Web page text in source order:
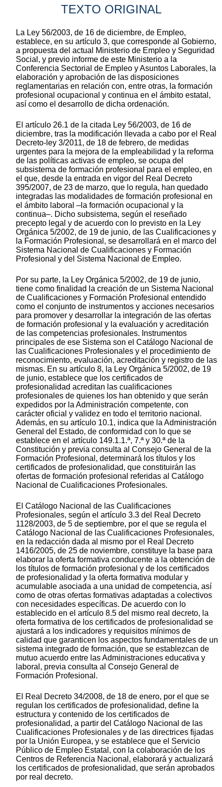
TEXTO ORIGINAL
La Ley 56/2003, de 16 de diciembre, de Empleo,
establece, en su artículo 3, que corresponde al Gobierno,
a propuesta del actual Ministerio de Empleo y Seguridad
Social, y previo informe de este Ministerio a la
Conferencia Sectorial de Empleo y Asuntos Laborales, la
elaboración y aprobación de las disposiciones
reglamentarias en relación con, entre otras, la formación
profesional ocupacional y continua en el ámbito estatal,
así como el desarrollo de dicha ordenación.
El artículo 26.1 de la citada Ley 56/2003, de 16 de
diciembre, tras la modificación llevada a cabo por el Real
Decreto-ley 3/2011, de 18 de febrero, de medidas
urgentes para la mejora de la empleabilidad y la reforma
de las políticas activas de empleo, se ocupa del
subsistema de formación profesional para el empleo, en
el que, desde la entrada en vigor del Real Decreto
395/2007, de 23 de marzo, que lo regula, han quedado
integradas las modalidades de formación profesional en
el ámbito laboral –la formación ocupacional y la
continua–. Dicho subsistema, según el reseñado
precepto legal y de acuerdo con lo previsto en la Ley
Orgánica 5/2002, de 19 de junio, de las Cualificaciones y
la Formación Profesional, se desarrollará en el marco del
Sistema Nacional de Cualificaciones y Formación
Profesional y del Sistema Nacional de Empleo.
Por su parte, la Ley Orgánica 5/2002, de 19 de junio,
tiene como finalidad la creación de un Sistema Nacional
de Cualificaciones y Formación Profesional entendido
como el conjunto de instrumentos y acciones necesarios
para promover y desarrollar la integración de las ofertas
de formación profesional y la evaluación y acreditación
de las competencias profesionales. Instrumentos
principales de ese Sistema son el Catálogo Nacional de
las Cualificaciones Profesionales y el procedimiento de
reconocimiento, evaluación, acreditación y registro de las
mismas. En su artículo 8, la Ley Orgánica 5/2002, de 19
de junio, establece que los certificados de
profesionalidad acreditan las cualificaciones
profesionales de quienes los han obtenido y que serán
expedidos por la Administración competente, con
carácter oficial y validez en todo el territorio nacional.
Además, en su artículo 10.1, indica que la Administración
General del Estado, de conformidad con lo que se
establece en el artículo 149.1.1.ª, 7.ª y 30.ª de la
Constitución y previa consulta al Consejo General de la
Formación Profesional, determinará los títulos y los
certificados de profesionalidad, que constituirán las
ofertas de formación profesional referidas al Catálogo
Nacional de Cualificaciones Profesionales.
El Catálogo Nacional de las Cualificaciones
Profesionales, según el artículo 3.3 del Real Decreto
1128/2003, de 5 de septiembre, por el que se regula el
Catálogo Nacional de las Cualificaciones Profesionales,
en la redacción dada al mismo por el Real Decreto
1416/2005, de 25 de noviembre, constituye la base para
elaborar la oferta formativa conducente a la obtención de
los títulos de formación profesional y de los certificados
de profesionalidad y la oferta formativa modular y
acumulable asociada a una unidad de competencia, así
como de otras ofertas formativas adaptadas a colectivos
con necesidades específicas. De acuerdo con lo
establecido en el artículo 8.5 del mismo real decreto, la
oferta formativa de los certificados de profesionalidad se
ajustará a los indicadores y requisitos mínimos de
calidad que garanticen los aspectos fundamentales de un
sistema integrado de formación, que se establezcan de
mutuo acuerdo entre las Administraciones educativa y
laboral, previa consulta al Consejo General de
Formación Profesional.
El Real Decreto 34/2008, de 18 de enero, por el que se
regulan los certificados de profesionalidad, define la
estructura y contenido de los certificados de
profesionalidad, a partir del Catálogo Nacional de las
Cualificaciones Profesionales y de las directrices fijadas
por la Unión Europea, y se establece que el Servicio
Público de Empleo Estatal, con la colaboración de los
Centros de Referencia Nacional, elaborará y actualizará
los certificados de profesionalidad, que serán aprobados
por real decreto.